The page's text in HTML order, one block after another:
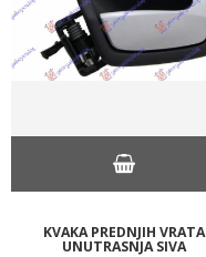
KVAKA PREDNJIH VRATA
UNUTRASNJA SIVA